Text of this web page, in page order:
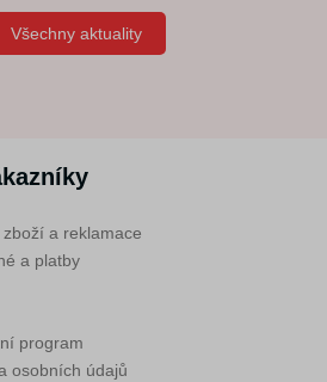
Všechny aktuality
a reklamace
a platby
program
osobních údajů